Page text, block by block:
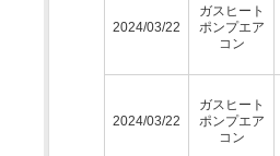
2024/03/22
ガスヒート
ポンプエア
コン
2024/03/22
ガスヒート
ポンプエア
コン